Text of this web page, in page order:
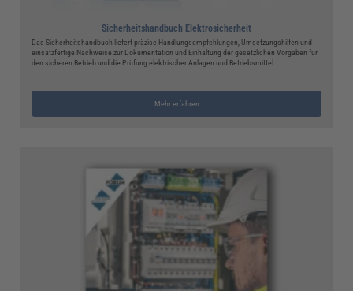
Sicherheitshandbuch Elektrosicherheit
Das Sicherheitshandbuch liefert präzise Handlungsempfehlungen, Umsetzungshilfen und
einsatzfertige Nachweise zur Dokumentation und Einhaltung der gesetzlichen Vorgaben für
den sicheren Betrieb und die Prüfung elektrischer Anlagen und Betriebsmittel.
Mehr erfahren